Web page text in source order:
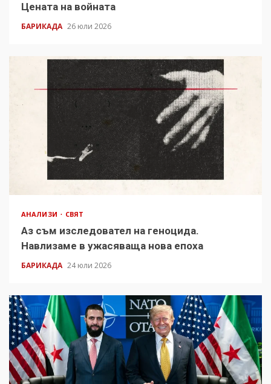
Цената на войната
БАРИКАДА 26 юли 2026
АНАЛИЗИ СВЯТ
Аз съм изследовател на геноцида.
Навлизаме в ужасяваща нова епоха
БАРИКАДА 24 юли 2026